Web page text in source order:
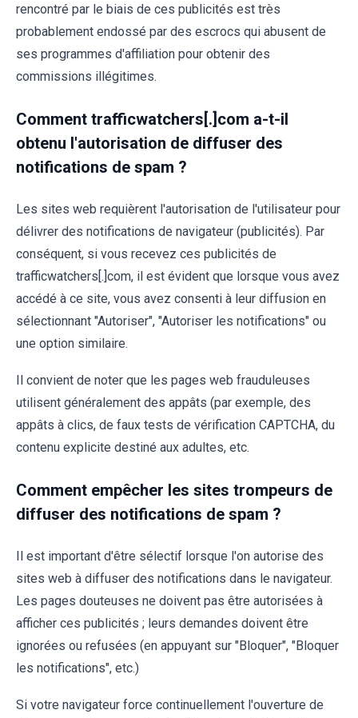
rencontré par le biais de ces publicités est très
probablement endossé par des escrocs qui abusent de
ses programmes d'affiliation pour obtenir des
commissions illégitimes.
Comment trafficwatchers[.]com a-t-il
obtenu l'autorisation de diffuser des
notifications de spam ?
Les sites web requièrent l'autorisation de l'utilisateur pour
délivrer des notifications de navigateur (publicités). Par
conséquent, si vous recevez ces publicités de
trafficwatchers[.]com, il est évident que lorsque vous avez
accédé à ce site, vous avez consenti à leur diffusion en
sélectionnant "Autoriser", "Autoriser les notifications" ou
une option similaire.
Il convient de noter que les pages web frauduleuses
utilisent généralement des appâts (par exemple, des
appâts à clics, de faux tests de vérification CAPTCHA, du
contenu explicite destiné aux adultes, etc.
Comment empêcher les sites trompeurs de
diffuser des notifications de spam ?
Il est important d'être sélectif lorsque l'on autorise des
sites web à diffuser des notifications dans le navigateur.
Les pages douteuses ne doivent pas être autorisées à
afficher ces publicités ; leurs demandes doivent être
ignorées ou refusées (en appuyant sur "Bloquer", "Bloquer
les notifications", etc.)
Si votre navigateur force continuellement l'ouverture de